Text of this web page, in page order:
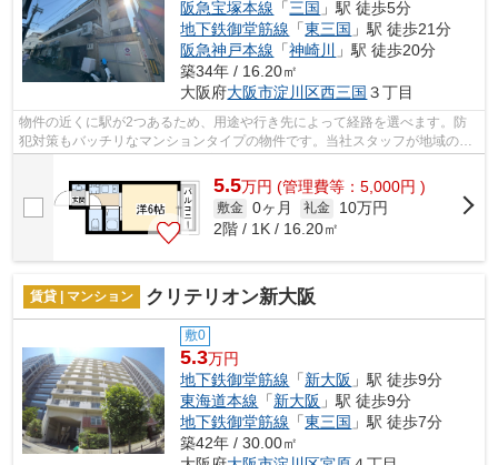
阪急宝塚本線 「三国 」駅 徒歩5分
地下鉄御堂筋線 「東三国 」駅 徒歩21分
阪急神戸本線 「神崎川
」駅 徒歩20分
築34年 / 16.20㎡
大阪府大阪市淀川区西三国 ３丁目
物件の近くに駅が2つあるため、用途や行き先によって経路を選べます。防
犯対策もバッチリなマンションタイプの物件です。当社スタッフが地域の賃
貸情報をご提供いたします。お客様のこ...
5.5万円 (管理費等：5,000円 )
敷金 0ヶ月 礼金
10万円
2階 / 1K / 16.20㎡
賃貸 | マンション クリテリオン新大阪
敷0
5.3万円
地下鉄御堂筋線 「新大阪 」駅 徒歩9分
東海道本線 「新大阪 」駅 徒歩9分
地下鉄御堂筋線 「東三国 」駅 徒歩7分
築42年 / 30.00㎡